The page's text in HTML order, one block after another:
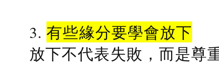
3.有些緣分要學會放下
放下不代表失敗，而是尊